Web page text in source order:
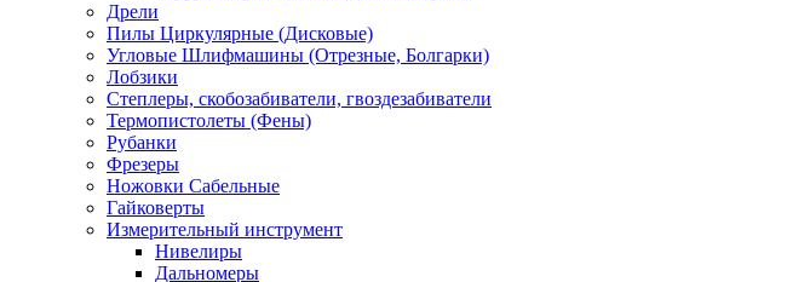
Дрели
Пилы Циркулярные (Дисковые)
Угловые Шлифмашины (Отрезные, Болгарки)
Лобзики
Степлеры, скобозабиватели, гвоздезабиватели
Термопистолеты (Фены)
Рубанки
Фрезеры
Ножовки Сабельные
Гайковерты
Измерительный инструмент
Нивелиры
Дальномеры